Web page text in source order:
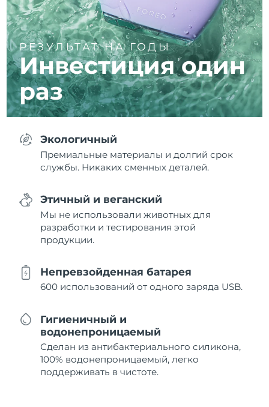
РЕЗУЛЬТАТ НА ГОДЫ
Инвестиция один
раз
Экологичный
Премиальные материалы и долгий срок
службы. Никаких сменных деталей.
Этичный и веганский
Мы не использовали животных для
разработки и тестирования этой
продукции.
Непревзойденная батарея
600 использований от одного заряда USB.
Гигиеничный и
водонепроницаемый
Сделан из антибактериального силикона,
100% водонепроницаемый, легко
поддерживать в чистоте.